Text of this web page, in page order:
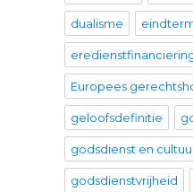
dualisme
Europees
geloofsdefinitie
godsdienst en
godsdienstvrijheid